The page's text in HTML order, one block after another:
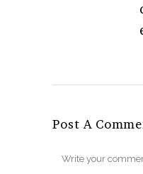
Post A